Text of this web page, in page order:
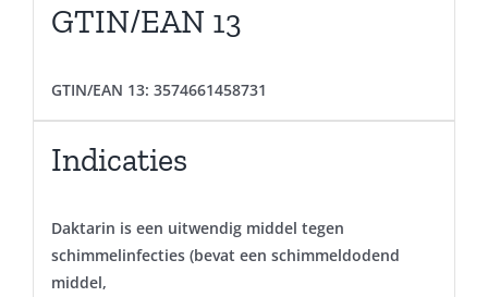
GTIN/EAN 13
GTIN/EAN 13: 3574661458731
Indicaties
Daktarin is een uitwendig middel tegen
schimmelinfecties (bevat een schimmeldodend
middel,